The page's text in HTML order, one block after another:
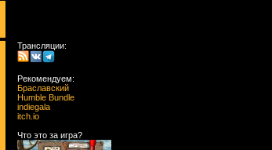
Трансляции:
Рекомендуем:
Браславский
Humble Bundle
indiegala
itch.io
Что это за игра?